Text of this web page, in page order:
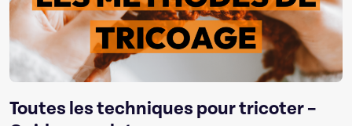
Toutes les techniques pour tricoter –